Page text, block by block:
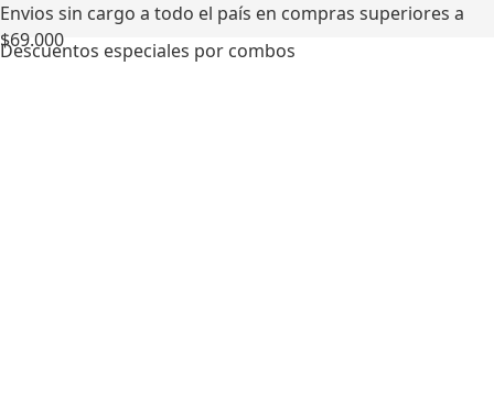
Envios sin cargo a todo el país en compras superiores a
$69.000
Descuentos especiales por combos